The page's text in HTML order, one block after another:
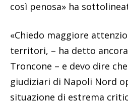
così penosa» ha
«Chiedo maggiore
territori, – ha detto
Troncone – e devo dire
giudiziari di Napoli Nord
situazione di estrema